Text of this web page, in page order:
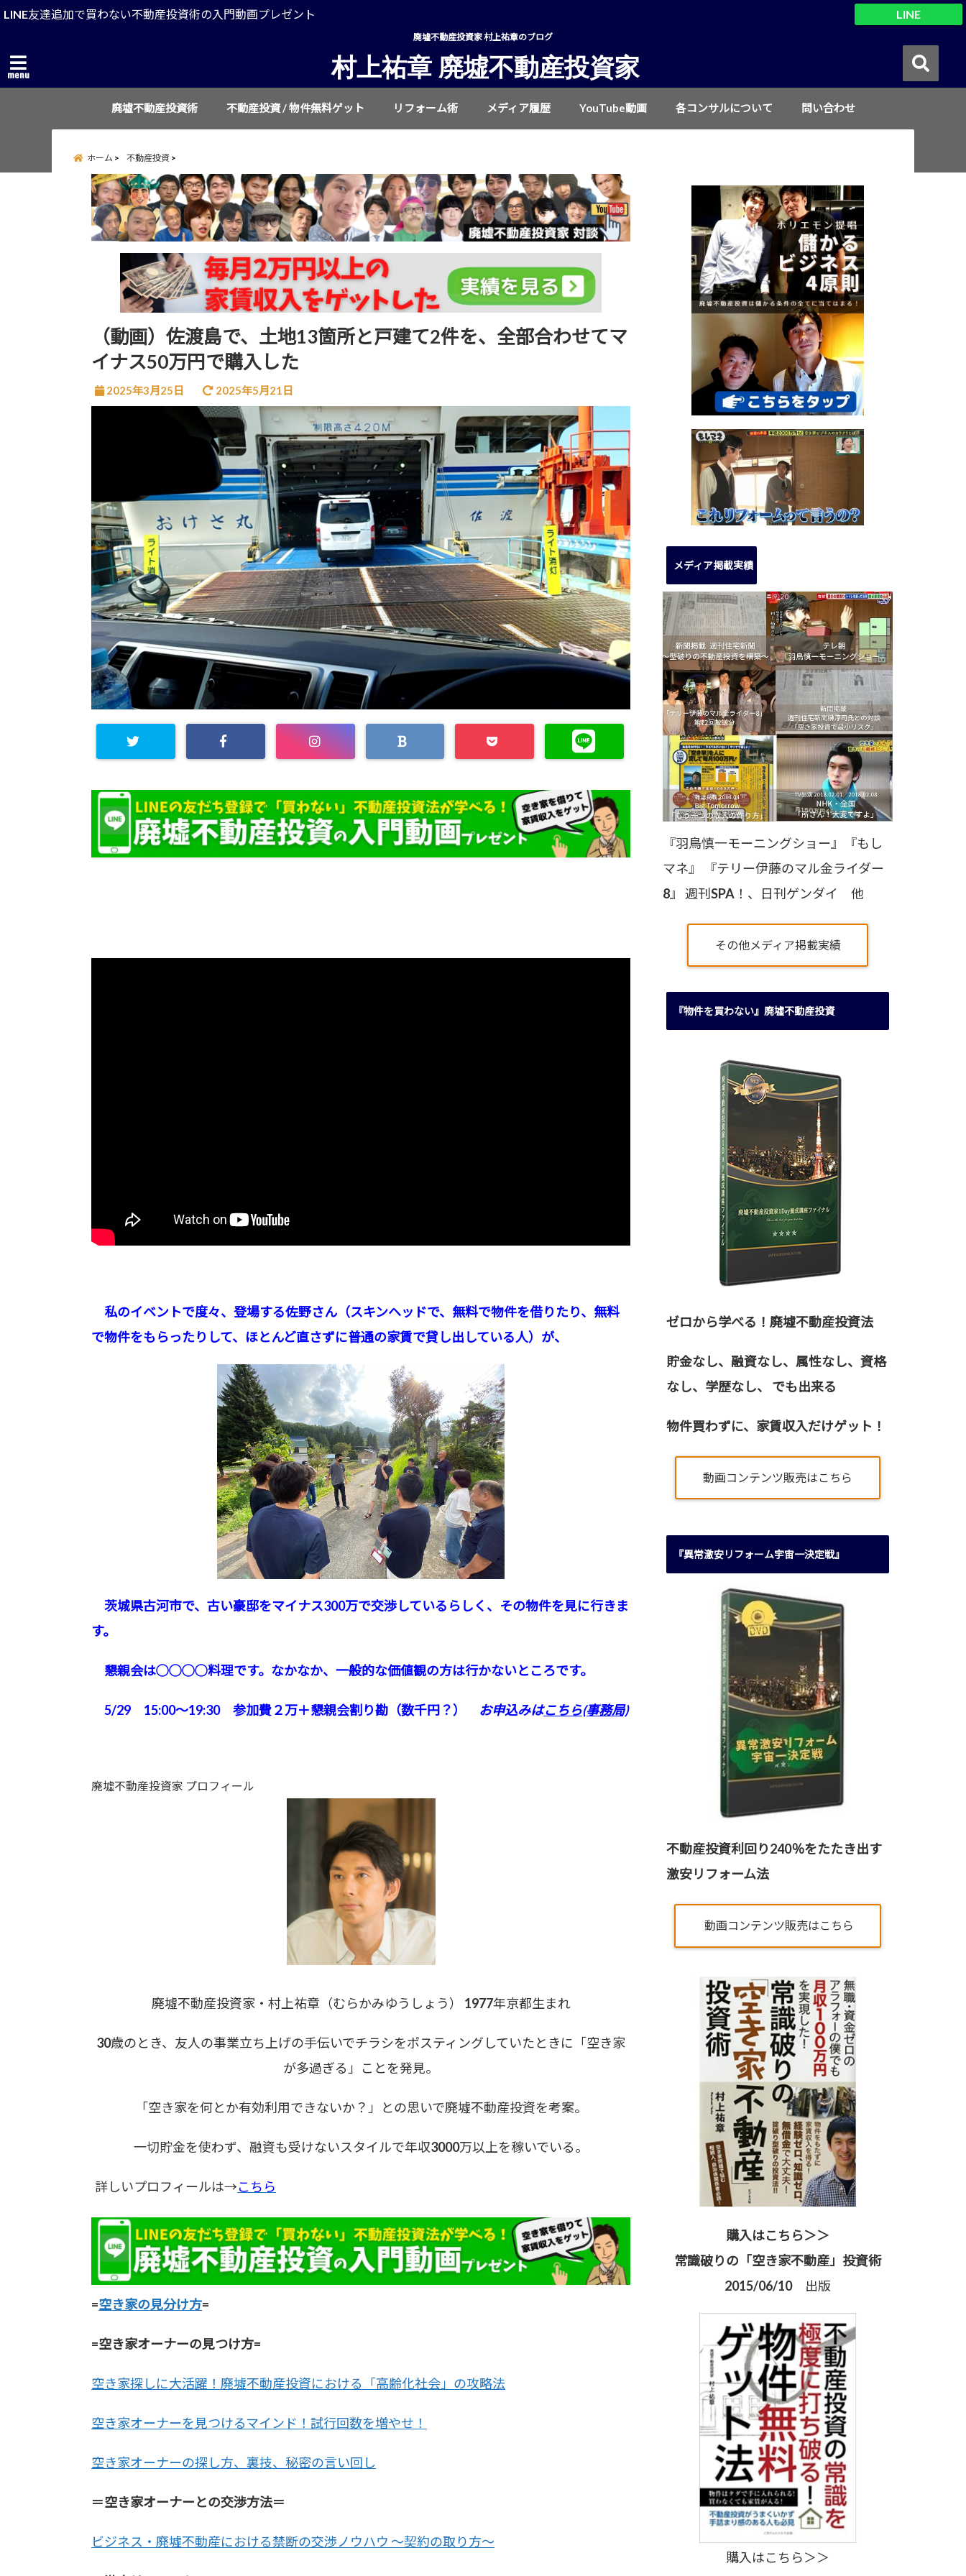
LINE友達追加で買わない不動産投資術の入門動画プレゼント LINE
廃墟不動産投資家 村上祐章のブログ
menu 村上祐章 廃墟不動産投資家
廃墟不動産投資術 不動産投資 / 物件無料ゲット リフォーム術 メディア履歴 YouTube動画 各コンサルについて 問い合わせ
ホーム 不動産投資
（動画）佐渡島で、土地13箇所と戸建て2件を、全部合わせてマ
イナス50万円で購入した
2025年3月25日 2025年5月21日
私のイベントで度々、登場する佐野さん（スキンヘッドで、無料で物件を借りたり、無料
で物件をもらったりして、ほとんど直さずに普通の家賃で貸し出している人）が、
茨城県古河市で、古い豪邸をマイナス300万で交渉しているらしく、その物件を見に行きま
す。
懇親会は◯◯◯◯料理です。なかなか、一般的な価値観の方は行かないところです。
5/29 15:00～19:30 参加費２万＋懇親会割り勘（数千円？） お申込みはこちら(事務局)
廃墟不動産投資家 プロフィール
廃墟不動産投資家・村上祐章（むらかみゆうしょう） 1977年京都生まれ
30歳のとき、友人の事業立ち上げの手伝いでチラシをポスティングしていたときに「空き家
が多過ぎる」ことを発見。
「空き家を何とか有効利用できないか？」との思いで廃墟不動産投資を考案。
一切貯金を使わず、融資も受けないスタイルで年収3000万以上を稼いでいる。
詳しいプロフィールは→こちら
=空き家の見分け方=
=空き家オーナーの見つけ方=
空き家探しに大活躍！廃墟不動産投資における「高齢化社会」の攻略法
空き家オーナーを見つけるマインド！試行回数を増やせ！
空き家オーナーの探し方、裏技、秘密の言い回し
＝空き家オーナーとの交渉方法＝
ビジネス・廃墟不動産における禁断の交渉ノウハウ ～契約の取り方～
メディア掲載実績
『羽鳥慎一モーニングショー』『もし
マネ』 『テリー伊藤のマル金ライダー
8』 週刊SPA！、日刊ゲンダイ 他
その他メディア掲載実績
『物件を買わない』廃墟不動産投資
ゼロから学べる！廃墟不動産投資法
貯金なし、融資なし、属性なし、資格
なし、 学歴なし、 でも出来る
物件買わずに、家賃収入だけゲット！
動画コンテンツ販売はこちら
『異常激安リフォーム宇宙一決定戦』
不動産投資利回り240％をたたき出す
激安リフォーム法
動画コンテンツ販売はこちら
購入はこちら＞＞
常識破りの「空き家不動産」投資術
2015/06/10 出版
購入はこちら＞＞